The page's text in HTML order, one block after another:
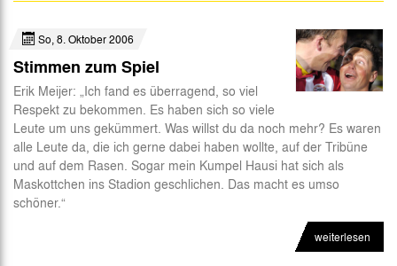
So, 8. Oktober 2006
Stimmen zum Spiel
Erik Meijer: „Ich fand es überragend, so viel
Respekt zu bekommen. Es haben sich so viele
Leute um uns gekümmert. Was willst du da noch mehr? Es waren
alle Leute da, die ich gerne dabei haben wollte, auf der Tribüne
und auf dem Rasen. Sogar mein Kumpel Hausi hat sich als
Maskottchen ins Stadion geschlichen. Das macht es umso
schöner.“
weiterlesen